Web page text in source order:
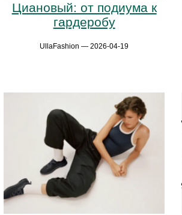
Циановый: от подиума к
гардеробу
UllaFashion — 2026-04-19